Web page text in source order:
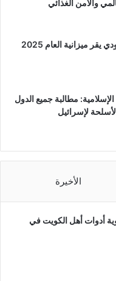
والأمن الغذائي
ميزانية العام 2025
مطالبة جميع الدول
لإسرائيل
الأخيرة
أدوات أهل الكويت في